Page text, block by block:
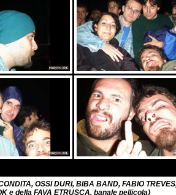
OSSI DURI, BIBA BAND, FABIO
e della FAVA ETRUSCA, banale pellicola)